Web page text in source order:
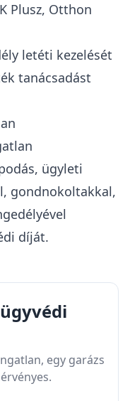
Plusz, Otthon
letéti kezelését
tanácsadást
ügyleti
gondnokoltakkal,
díját.
egy garázs